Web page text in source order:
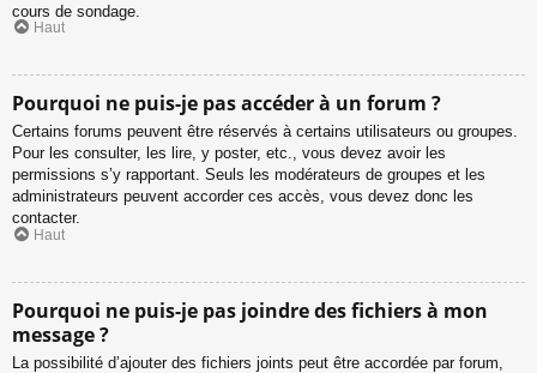
cours de sondage.
Haut
Pourquoi ne puis-je pas accéder à un forum ?
Certains forums peuvent être réservés à certains utilisateurs ou groupes.
Pour les consulter, les lire, y poster, etc., vous devez avoir les
permissions s’y rapportant. Seuls les modérateurs de groupes et les
administrateurs peuvent accorder ces accès, vous devez donc les
contacter.
Haut
Pourquoi ne puis-je pas joindre des fichiers à mon
message ?
La possibilité d’ajouter des fichiers joints peut être accordée par forum,